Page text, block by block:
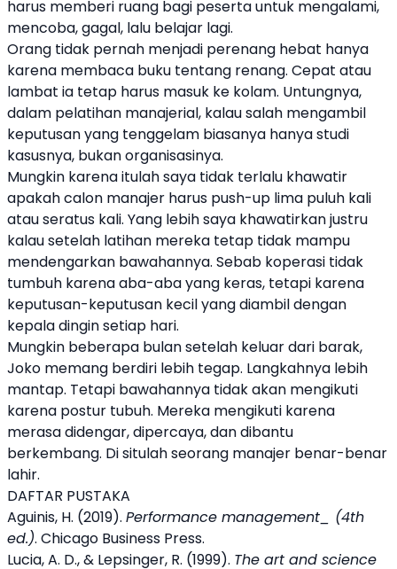
harus memberi ruang bagi peserta untuk mengalami,
mencoba, gagal, lalu belajar lagi.
Orang tidak pernah menjadi perenang hebat hanya
karena membaca buku tentang renang. Cepat atau
lambat ia tetap harus masuk ke kolam. Untungnya,
dalam pelatihan manajerial, kalau salah mengambil
keputusan yang tenggelam biasanya hanya studi
kasusnya, bukan organisasinya.
Mungkin karena itulah saya tidak terlalu khawatir
apakah calon manajer harus push-up lima puluh kali
atau seratus kali. Yang lebih saya khawatirkan justru
kalau setelah latihan mereka tetap tidak mampu
mendengarkan bawahannya. Sebab koperasi tidak
tumbuh karena aba-aba yang keras, tetapi karena
keputusan-keputusan kecil yang diambil dengan
kepala dingin setiap hari.
Mungkin beberapa bulan setelah keluar dari barak,
Joko memang berdiri lebih tegap. Langkahnya lebih
mantap. Tetapi bawahannya tidak akan mengikuti
karena postur tubuh. Mereka mengikuti karena
merasa didengar, dipercaya, dan dibantu
berkembang. Di situlah seorang manajer benar-benar
lahir.
DAFTAR PUSTAKA
Aguinis, H. (2019). Performance management_ (4th
ed.). Chicago Business Press.
Lucia, A. D., & Lepsinger, R. (1999). The art and science